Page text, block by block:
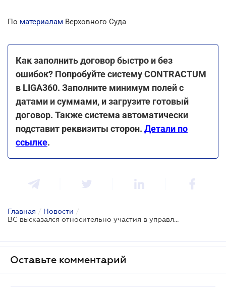
По материалам Верховного Суда
Как заполнить договор быстро и без
ошибок? Попробуйте систему CONTRACTUM
в LIGA360. Заполните минимум полей с
датами и суммами, и загрузите готовый
договор. Также система автоматически
подставит реквизиты сторон. Детали по
ссылке.
Главная / Новости /
ВС высказался относительно участия в управлении деятельностью ООО
Оставьте комментарий